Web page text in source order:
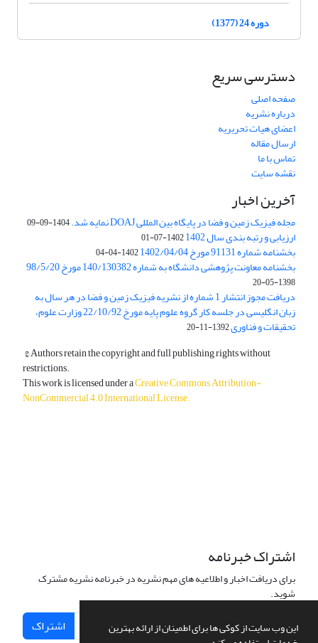
این وب سایت از کوکی ها برای اطمینان از ارائه بهترین
دوره 24 (1377)
دسترسی سریع
صفحه اصلی
درباره نشریه
اعضای هیات تحریریه
ارسال مقاله
تماس با ما
نقشه سایت
آخرین اخبار
مجله فیزیک زمین و فضا در پایگاه بین المللی DOAJ نمایه شد. 1404-09-09
ارزیابی و رتبه بندی سال 1402 1402-07-01
بخشنامه شماره 91131 مورخ 1402/04/04 1402-04-04
بخشنامه معاونت پژوهشی دانشگاه به شماره 140/130382 مورخ 98/5/20
1398-05-20
دریافت مجوز انتشار 1 شماره از نشریه فیزیک زمین و فضا در هر سال به
زبان انگلیسی در جلسه کار گروه علوم پایه مورخ 22/10/92 وزارت علوم،
تحقیقات و فناوری1392-11-20
© Authors retain the copyright and full publishing rights without
restrictions.
This work is licensed under aCreative Commons Attribution-
NonCommercial 4.0 International License.
اشتراک خبرنامه
برای دریافت اخبار و اطلاعیه های مهم نشریه در خبرنامه نشریه مشترک
شوید.
اشتراک